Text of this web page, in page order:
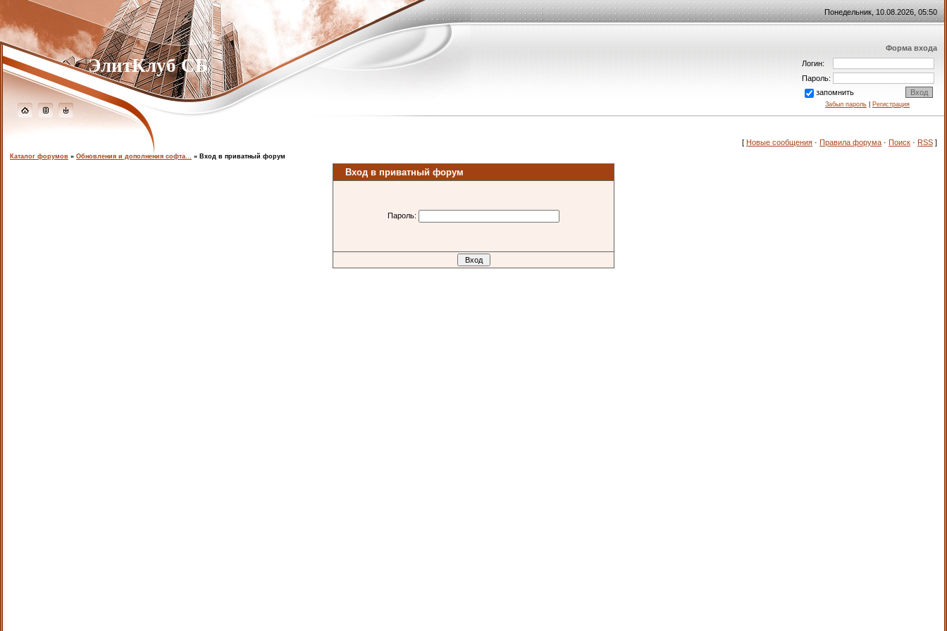
ЭлитКлуб СБ
Понедельник, 10.08.2026, 05:50
Форма входа
Логин:
Пароль:
запомнить
Забыл пароль Регистрация
[ Новые сообщения · Правила форума · Поиск · RSS ]
Каталог форумов » Обновления и дополнения софта... » Вход в приватный форум
Вход в приватный форум
Пароль: